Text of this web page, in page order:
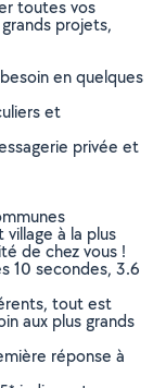
toutes vos
projets,
en quelques
et
privée et
à la plus
de chez vous !
10 secondes, 3.6
tout est
aux plus grands
réponse à